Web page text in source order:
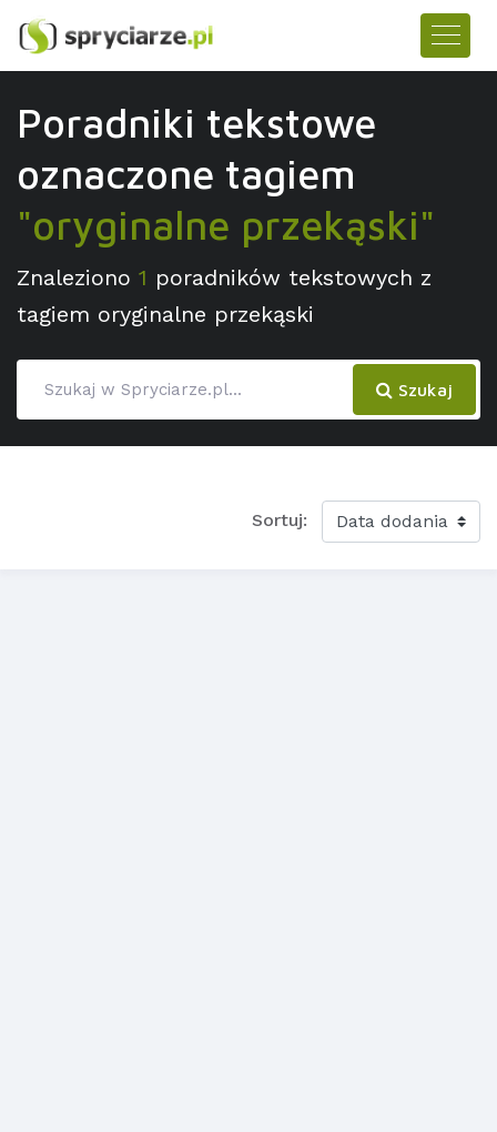
Poradniki tekstowe
oznaczone tagiem
"oryginalne przekąski"
Znaleziono 1 poradników tekstowych z
tagiem oryginalne przekąski
Szukaj
Sortuj: